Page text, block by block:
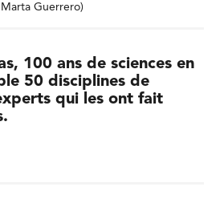
Guerrero)
100 ans de sciences en
50 disciplines de
qui les ont fait